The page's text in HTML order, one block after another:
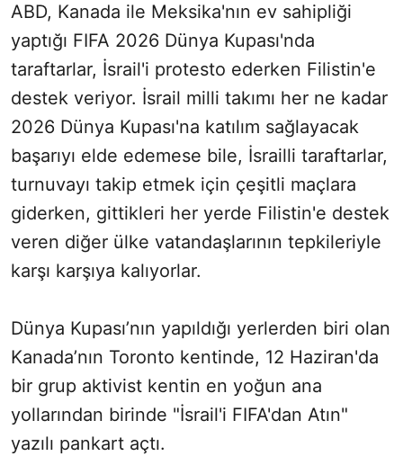
ABD, Kanada ile Meksika'nın ev sahipliği
yaptığı FIFA 2026 Dünya Kupası'nda
taraftarlar, İsrail'i protesto ederken Filistin'e
destek veriyor. İsrail milli takımı her ne kadar
2026 Dünya Kupası'na katılım sağlayacak
başarıyı elde edemese bile, İsrailli taraftarlar,
turnuvayı takip etmek için çeşitli maçlara
giderken, gittikleri her yerde Filistin'e destek
veren diğer ülke vatandaşlarının tepkileriyle
karşı karşıya kalıyorlar.
Dünya Kupası’nın yapıldığı yerlerden biri olan
Kanada’nın Toronto kentinde, 12 Haziran'da
bir grup aktivist kentin en yoğun ana
yollarından birinde "İsrail'i FIFA'dan Atın"
yazılı pankart açtı.